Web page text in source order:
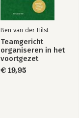
Ben van der Hilst
Teamgericht
organiseren in het
voortgezet
onderwijs
€ 19,95